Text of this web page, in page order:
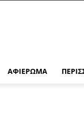
ΑΦΙΈΡΩΜΑ